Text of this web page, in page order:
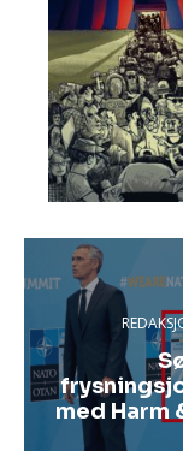
med Harm